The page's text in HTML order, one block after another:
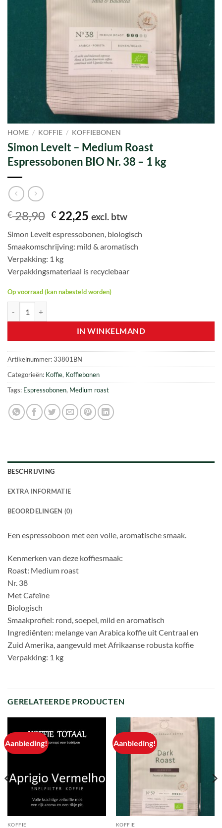
HOME / KOFFIE / KOFFIEBONEN
Simon Levelt – Medium Roast
Espressobonen BIO Nr. 38 – 1 kg
€28,90 Oorspronkelijke
prijs
was:
€ 28,90.
€ 22,25 Huidige
is:
€ 22,25.
excl. btw
Simon Levelt espressobonen, biologisch
Smaakomschrijving: mild & aromatisch
Verpakking: 1 kg
Verpakkingsmateriaal is recyclebaar
Op voorraad (kan nabesteld worden)
IN WINKELMAND
Artikelnummer:33801BN
Categorieën: Koffie, Koffiebonen
Tags: Espressobonen, Medium roast
BESCHRIJVING
EXTRA INFORMATIE
BEOORDELINGEN (0)
Een espressoboon met een volle, aromatische smaak.
Kenmerken van deze koffiesmaak:
Roast: Medium roast
Nr. 38
Met Cafeïne
Biologisch
Smaakprofiel: rond, soepel, mild en aromatisch
Ingrediënten: melange van Arabica koffie uit Centraal en
Zuid Amerika, aangevuld met Afrikaanse robusta koffie
Verpakking: 1 kg
GERELATEERDE PRODUCTEN
Aanbieding!
KOFFIE
Aanbieding!
KOFFIE